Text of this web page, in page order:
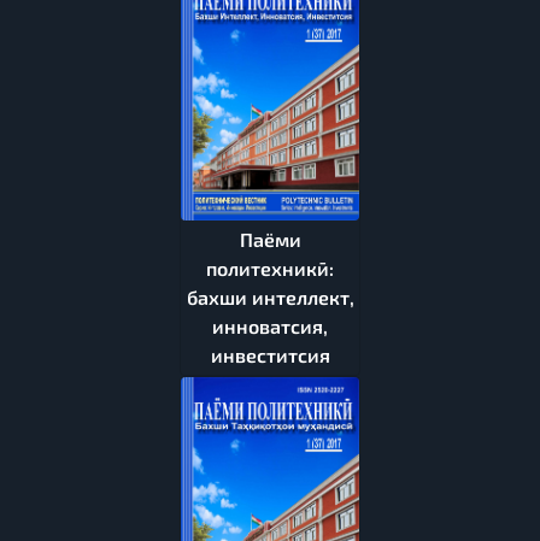
Паёми
политехникӣ:
бахши интеллект,
инноватсия,
инвеститсия